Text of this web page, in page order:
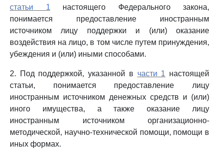
статьи 1 настоящего Федерального закона,
понимается предоставление иностранным
источником лицу поддержки и (или) оказание
воздействия на лицо, в том числе путем принуждения,
убеждения и (или) иными способами.
2. Под поддержкой, указанной в части 1 настоящей
статьи, понимается предоставление лицу
иностранным источником денежных средств и (или)
иного имущества, а также оказание лицу
иностранным источником организационно-
методической, научно-технической помощи, помощи в
иных формах.